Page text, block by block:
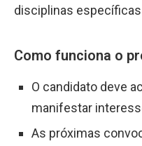
disciplinas
Como funciona o
O candidato deve
manifestar
As próximas